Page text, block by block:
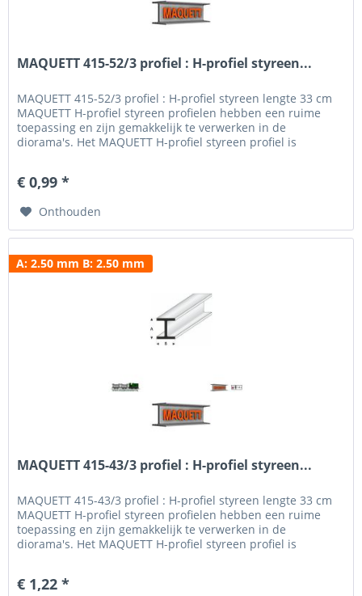
MAQUETT 415-52/3 profiel : H-profiel styreen...
MAQUETT 415-52/3 profiel : H-profiel styreen lengte 33 cm
MAQUETT H-profiel styreen profielen hebben een ruime
toepassing en zijn gemakkelijk te verwerken in de
diorama's. Het MAQUETT H-profiel styreen profiel is
en weatheren hebben wij een uitgebreid programma verf...
€ 0,99 *
Onthouden
A: 2.50 mm B: 2.50 mm
MAQUETT 415-43/3 profiel : H-profiel styreen...
MAQUETT 415-43/3 profiel : H-profiel styreen lengte 33 cm
MAQUETT H-profiel styreen profielen hebben een ruime
toepassing en zijn gemakkelijk te verwerken in de
diorama's. Het MAQUETT H-profiel styreen profiel is
en weatheren hebben wij een uitgebreid programma verf...
€ 1,22 *